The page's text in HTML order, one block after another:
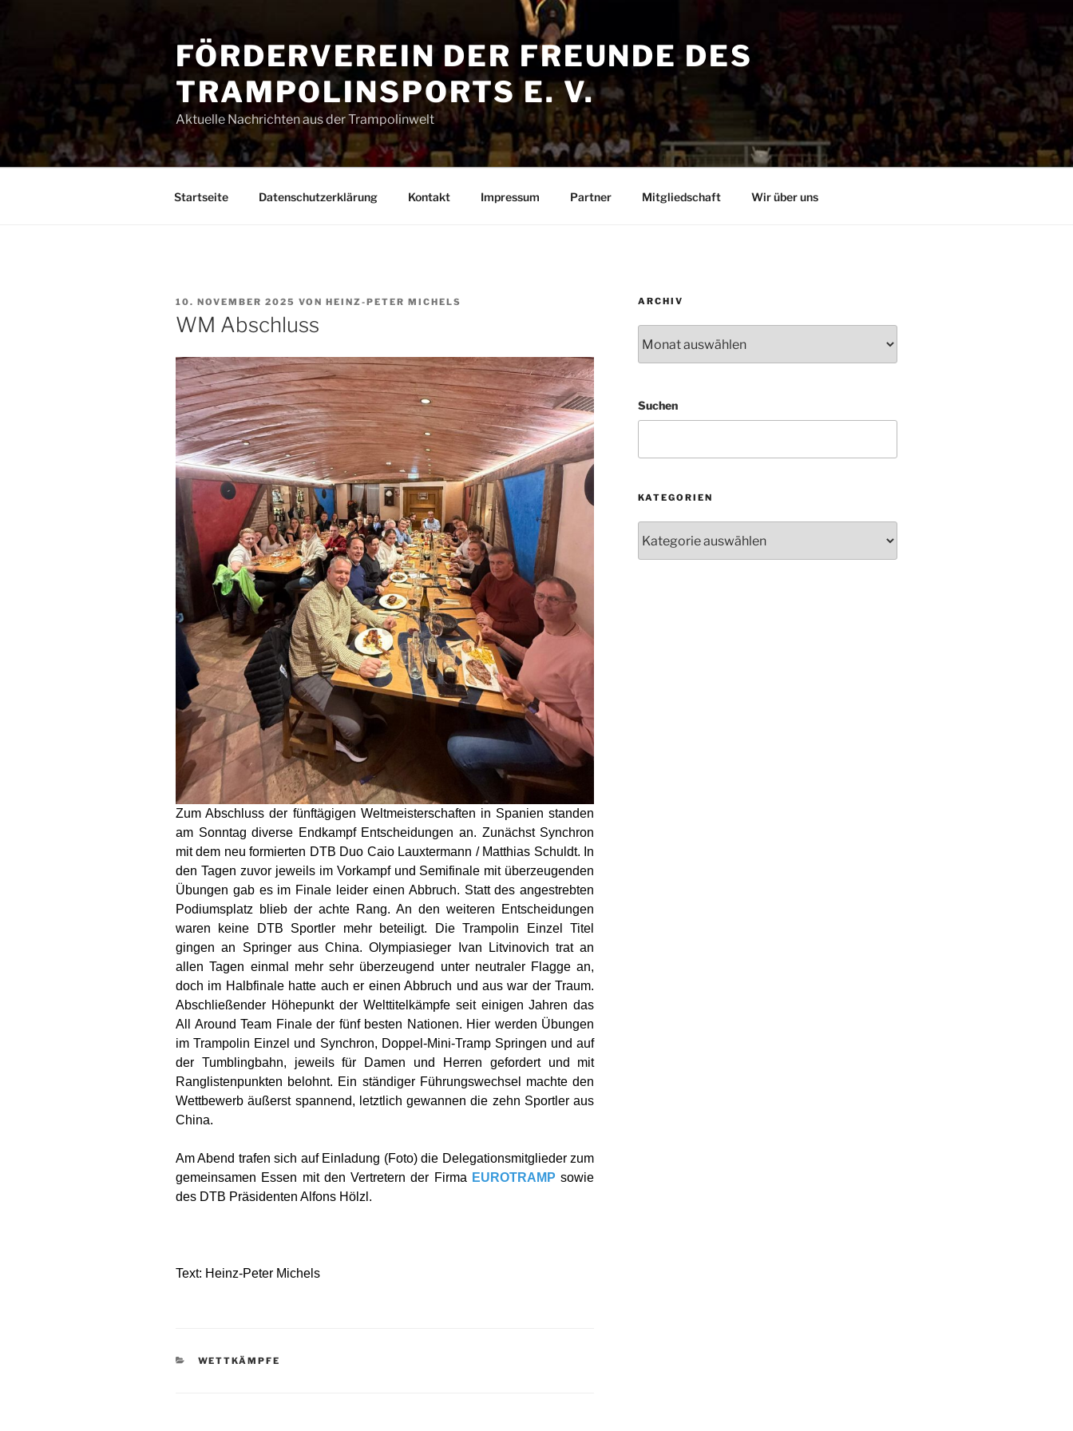
FÖRDERVEREIN DER FREUNDE DES
TRAMPOLINSPORTS E. V.
Aktuelle Nachrichten aus der Trampolinwelt
Startseite Datenschutzerklärung Kontakt Impressum Partner Mitgliedschaft Wir über uns
VERÖFFENTLICHT
AM
10. NOVEMBER 2025 VON HEINZ-PETER MICHELS
WM Abschluss
Zum Abschluss der fünftägigen Weltmeisterschaften in Spanien standen
am Sonntag diverse Endkampf Entscheidungen an. Zunächst Synchron
mit dem neu formierten DTB Duo Caio Lauxtermann / Matthias Schuldt. In
den Tagen zuvor jeweils im Vorkampf und Semifinale mit überzeugenden
Übungen gab es im Finale leider einen Abbruch. Statt des angestrebten
Podiumsplatz blieb der achte Rang. An den weiteren Entscheidungen
waren keine DTB Sportler mehr beteiligt. Die Trampolin Einzel Titel
gingen an Springer aus China. Olympiasieger Ivan Litvinovich trat an
allen Tagen einmal mehr sehr überzeugend unter neutraler Flagge an,
doch im Halbfinale hatte auch er einen Abbruch und aus war der Traum.
Abschließender Höhepunkt der Welttitelkämpfe seit einigen Jahren das
All Around Team Finale der fünf besten Nationen. Hier werden Übungen
im Trampolin Einzel und Synchron, Doppel-Mini-Tramp Springen und auf
der Tumblingbahn, jeweils für Damen und Herren gefordert und mit
Ranglistenpunkten belohnt. Ein ständiger Führungswechsel machte den
Wettbewerb äußerst spannend, letztlich gewannen die zehn Sportler aus
China.
Am Abend trafen sich auf Einladung (Foto) die Delegationsmitglieder zum
gemeinsamen Essen mit den Vertretern der Firma EUROTRAMP sowie
des DTB Präsidenten Alfons Hölzl.
Text: Heinz-Peter Michels
KATEGORIEN
WETTKÄMPFE
ARCHIV
Suchen
KATEGORIEN